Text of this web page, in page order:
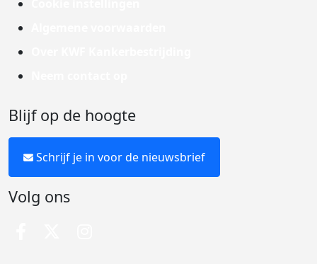
Blijf op de hoogte
Schrijf je in voor de nieuwsbrief
Volg ons